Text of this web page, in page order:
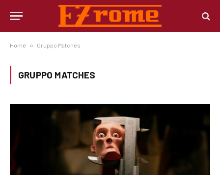
Home » Gruppo Matches
GRUPPO MATCHES